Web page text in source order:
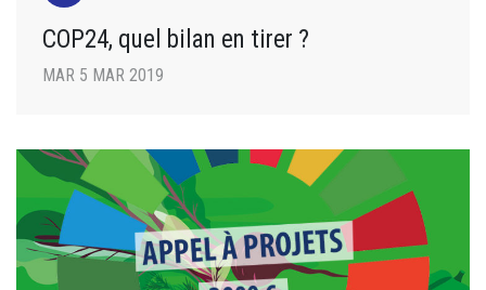
COP24, quel bilan en tirer ?
MAR 5 MAR 2019